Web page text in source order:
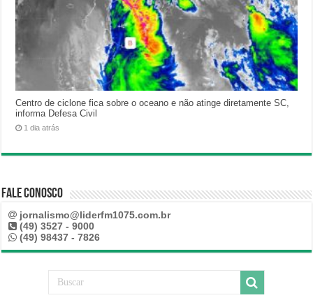
Centro de ciclone fica sobre o oceano e não atinge diretamente SC,
informa Defesa Civil
1 dia atrás
Fale Conosco
jornalismo@liderfm1075.com.br
(49) 3527 - 9000
(49) 98437 - 7826